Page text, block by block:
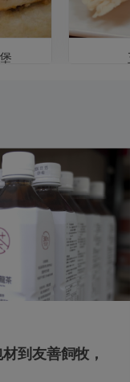
到友善飼牧，